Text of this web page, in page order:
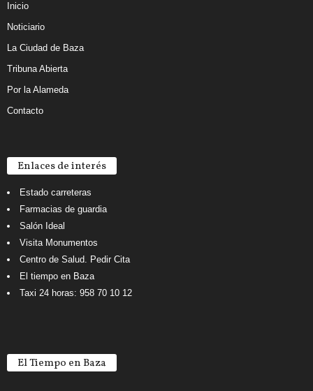
Inicio
Noticiario
La Ciudad de Baza
Tribuna Abierta
Por la Alameda
Contacto
Enlaces de interés
Estado carreteras
Farmacias de guardia
Salón Ideal
Visita Monumentos
Centro de Salud. Pedir Cita
El tiempo en Baza
Taxi 24 horas: 958 70 10 12
El Tiempo en Baza